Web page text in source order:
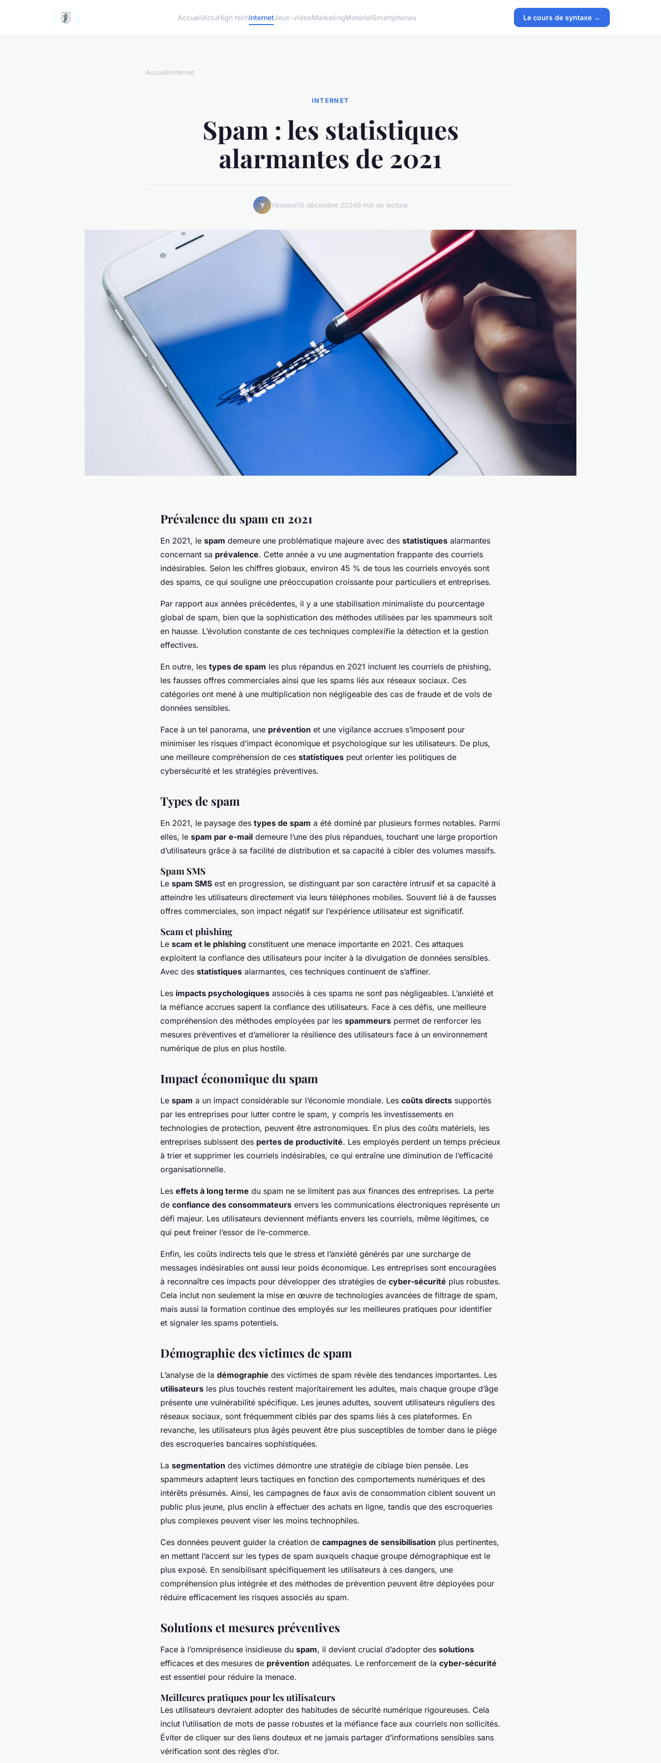
AccueilActuHigh techInternetJeux-videoMarketingMatérielSmartphones Le cours de syntaxe →
Accueil›Internet
INTERNET
Spam : les statistiques
alarmantes de 2021
Y Yasmine16 décembre 20246 min de lecture
Prévalence du spam en 2021
En 2021, le spam demeure une problématique majeure avec des statistiques alarmantes
concernant sa prévalence. Cette année a vu une augmentation frappante des courriels
indésirables. Selon les chiffres globaux, environ 45 % de tous les courriels envoyés sont
des spams, ce qui souligne une préoccupation croissante pour particuliers et entreprises.
Par rapport aux années précédentes, il y a une stabilisation minimaliste du pourcentage
global de spam, bien que la sophistication des méthodes utilisées par les spammeurs soit
en hausse. L’évolution constante de ces techniques complexifie la détection et la gestion
effectives.
En outre, les types de spam les plus répandus en 2021 incluent les courriels de phishing,
les fausses offres commerciales ainsi que les spams liés aux réseaux sociaux. Ces
catégories ont mené à une multiplication non négligeable des cas de fraude et de vols de
données sensibles.
Face à un tel panorama, une prévention et une vigilance accrues s’imposent pour
minimiser les risques d’impact économique et psychologique sur les utilisateurs. De plus,
une meilleure compréhension de ces statistiques peut orienter les politiques de
cybersécurité et les stratégies préventives.
Types de spam
En 2021, le paysage des types de spam a été dominé par plusieurs formes notables. Parmi
elles, le spam par e-mail demeure l’une des plus répandues, touchant une large proportion
d’utilisateurs grâce à sa facilité de distribution et sa capacité à cibler des volumes massifs.
Spam SMS
Le spam SMS est en progression, se distinguant par son caractère intrusif et sa capacité à
atteindre les utilisateurs directement via leurs téléphones mobiles. Souvent lié à de fausses
offres commerciales, son impact négatif sur l’expérience utilisateur est significatif.
Scam et phishing
Le scam et le phishing constituent une menace importante en 2021. Ces attaques
exploitent la confiance des utilisateurs pour inciter à la divulgation de données sensibles.
Avec des statistiques alarmantes, ces techniques continuent de s’affiner.
Les impacts psychologiques associés à ces spams ne sont pas négligeables. L’anxiété et
la méfiance accrues sapent la confiance des utilisateurs. Face à ces défis, une meilleure
compréhension des méthodes employées par les spammeurs permet de renforcer les
mesures préventives et d’améliorer la résilience des utilisateurs face à un environnement
numérique de plus en plus hostile.
Impact économique du spam
Le spam a un impact considérable sur l’économie mondiale. Les coûts directs supportés
par les entreprises pour lutter contre le spam, y compris les investissements en
technologies de protection, peuvent être astronomiques. En plus des coûts matériels, les
entreprises subissent des pertes de productivité. Les employés perdent un temps précieux
à trier et supprimer les courriels indésirables, ce qui entraîne une diminution de l’efficacité
organisationnelle.
Les effets à long terme du spam ne se limitent pas aux finances des entreprises. La perte
de confiance des consommateurs envers les communications électroniques représente un
défi majeur. Les utilisateurs deviennent méfiants envers les courriels, même légitimes, ce
qui peut freiner l’essor de l’e-commerce.
Enfin, les coûts indirects tels que le stress et l’anxiété générés par une surcharge de
messages indésirables ont aussi leur poids économique. Les entreprises sont encouragées
à reconnaître ces impacts pour développer des stratégies de cyber-sécurité plus robustes.
Cela inclut non seulement la mise en œuvre de technologies avancées de filtrage de spam,
mais aussi la formation continue des employés sur les meilleures pratiques pour identifier
et signaler les spams potentiels.
Démographie des victimes de spam
L’analyse de la démographie des victimes de spam révèle des tendances importantes. Les
utilisateurs les plus touchés restent majoritairement les adultes, mais chaque groupe d’âge
présente une vulnérabilité spécifique. Les jeunes adultes, souvent utilisateurs réguliers des
réseaux sociaux, sont fréquemment ciblés par des spams liés à ces plateformes. En
revanche, les utilisateurs plus âgés peuvent être plus susceptibles de tomber dans le piège
des escroqueries bancaires sophistiquées.
La segmentation des victimes démontre une stratégie de ciblage bien pensée. Les
spammeurs adaptent leurs tactiques en fonction des comportements numériques et des
intérêts présumés. Ainsi, les campagnes de faux avis de consommation ciblent souvent un
public plus jeune, plus enclin à effectuer des achats en ligne, tandis que des escroqueries
plus complexes peuvent viser les moins technophiles.
Ces données peuvent guider la création de campagnes de sensibilisation plus pertinentes,
en mettant l’accent sur les types de spam auxquels chaque groupe démographique est le
plus exposé. En sensibilisant spécifiquement les utilisateurs à ces dangers, une
compréhension plus intégrée et des méthodes de prévention peuvent être déployées pour
réduire efficacement les risques associés au spam.
Solutions et mesures préventives
Face à l’omniprésence insidieuse du spam, il devient crucial d’adopter des solutions
efficaces et des mesures de prévention adéquates. Le renforcement de la cyber-sécurité
est essentiel pour réduire la menace.
Meilleures pratiques pour les utilisateurs
Les utilisateurs devraient adopter des habitudes de sécurité numérique rigoureuses. Cela
inclut l’utilisation de mots de passe robustes et la méfiance face aux courriels non sollicités.
Éviter de cliquer sur des liens douteux et ne jamais partager d’informations sensibles sans
vérification sont des règles d’or.